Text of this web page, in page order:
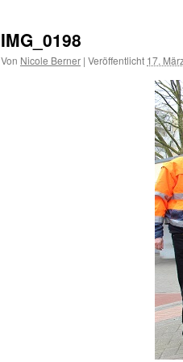
IMG_0198
Von Nicole Berner | Veröffentlicht 17.